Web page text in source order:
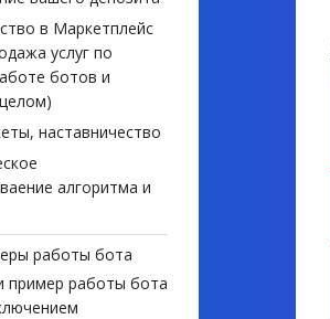
в Маркетплейс
услуг по
ботов и
наставничество
алгоритма и
работы бота
пример работы бота